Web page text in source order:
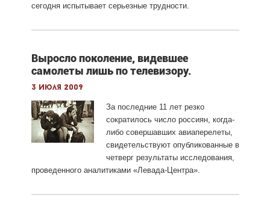
сегодня испытывает серьезные трудности.
Выросло поколение, видевшее
самолеты лишь по телевизору.
3 июля 2009
За последние 11 лет резко
сократилось число россиян, когда-
либо совершавших авиаперелеты,
свидетельствуют опубликованные в
четверг результаты исследования,
проведенного аналитиками «Левада-Центра».